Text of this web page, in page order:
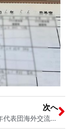
次へ
戸田市青少年代表団海外交流派遣事業の全体説明会 戸田市と開封市との国際交流事業 中学生と高校生が対象